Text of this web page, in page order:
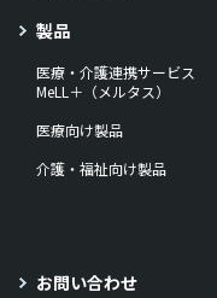
製品
医療・介護連携サービス
MeLL＋（メルタス）
医療向け製品
介護・福祉向け製品
お問い合わせ